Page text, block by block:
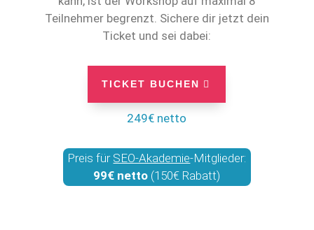
Teilnehmer begrenzt. Sichere dir jetzt dein
Ticket und sei dabei:
TICKET BUCHEN
249€ netto
Preis für SEO-Akademie-Mitglieder:
99€ netto (150€ Rabatt)